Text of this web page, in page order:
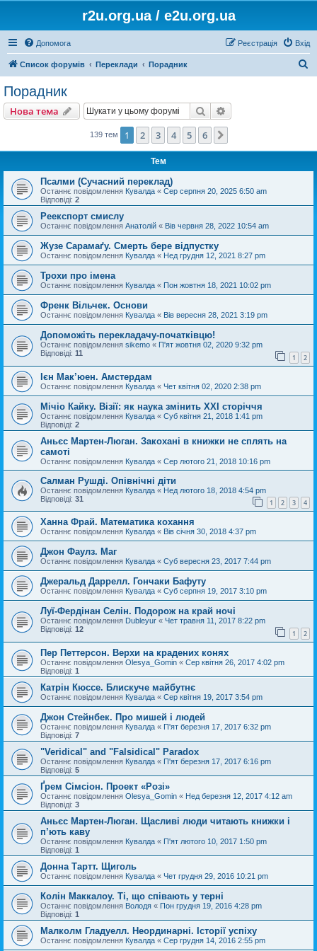
r2u.org.ua / e2u.org.ua
Допомога Вхід
Реєстрація
Список форумів Переклади Порадник
Порадник
Нова тема Пошук
139 тем 1 2 3 4 5 6
Тем
Псалми (Сучасний переклад)
Останнє повідомлення Кувалда « Сер серпня 20, 2025 6:50 am
Відповіді: 2
Реекспорт смислу
Останнє повідомлення Анатолій « Вів червня 28, 2022 10:54 am
Жузе Сарамаґу. Смерть бере відпустку
Останнє повідомлення Кувалда « Нед грудня 12, 2021 8:27 pm
Трохи про імена
Останнє повідомлення Кувалда « Пон жовтня 18, 2021 10:02 pm
Френк Вільчек. Основи
Останнє повідомлення Кувалда « Вів вересня 28, 2021 3:19 pm
Допоможіть перекладачу-початківцю!
Останнє повідомлення sikemo « П'ят жовтня 02, 2020 9:32 pm
Відповіді: 11 1 2
Ієн Мак’юен. Амстердам
Останнє повідомлення Кувалда « Чет квітня 02, 2020 2:38 pm
Мічіо Кайку. Візії: як наука змінить XXI сторіччя
Останнє повідомлення Кувалда « Суб квітня 21, 2018 1:41 pm
Відповіді: 2
Аньєс Мартен-Люган. Закохані в книжки не сплять на
самоті
Останнє повідомлення Кувалда « Сер лютого 21, 2018 10:16 pm
Салман Рушді. Опівнічні діти
Останнє повідомлення Кувалда « Нед лютого 18, 2018 4:54 pm
Відповіді: 31 1 2 3 4
Ханна Фрай. Математика кохання
Останнє повідомлення Кувалда « Вів січня 30, 2018 4:37 pm
Джон Фаулз. Маг
Останнє повідомлення Кувалда « Суб вересня 23, 2017 7:44 pm
Джеральд Даррелл. Гончаки Бафуту
Останнє повідомлення Кувалда « Суб серпня 19, 2017 3:10 pm
Луї-Фердінан Селін. Подорож на край ночі
Останнє повідомлення Dubleyur « Чет травня 11, 2017 8:22 pm
Відповіді: 12 1 2
Пер Петтерсон. Верхи на крадених конях
Останнє повідомлення Olesya_Gomin « Сер квітня 26, 2017 4:02 pm
Відповіді: 1
Катрін Кюссе. Блискуче майбутнє
Останнє повідомлення Кувалда « Сер квітня 19, 2017 3:54 pm
Джон Стейнбек. Про мишей і людей
Останнє повідомлення Кувалда « П'ят березня 17, 2017 6:32 pm
Відповіді: 7
"Veridical" and "Falsidical" Paradox
Останнє повідомлення Кувалда « П'ят березня 17, 2017 6:16 pm
Відповіді: 5
Ґрем Сімсіон. Проект «Розі»
Останнє повідомлення Olesya_Gomin « Нед березня 12, 2017 4:12 am
Відповіді: 3
Аньєс Мартен-Люган. Щасливі люди читають книжки і
п’ють каву
Останнє повідомлення Кувалда « П'ят лютого 10, 2017 1:50 pm
Відповіді: 1
Донна Тартт. Щиголь
Останнє повідомлення Кувалда « Чет грудня 29, 2016 10:21 pm
Колін Маккалоу. Ті, що співають у терні
Останнє повідомлення Володя « Пон грудня 19, 2016 4:28 pm
Відповіді: 1
Малколм Гладуелл. Неординарні. Історії успіху
Останнє повідомлення Кувалда « Сер грудня 14, 2016 2:55 pm